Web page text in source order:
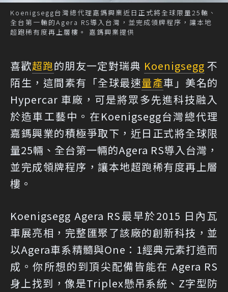
Koenigsegg台灣總代理嘉鎷興業近日正式將全球限量25輛、
全台第一輛的Agera RS導入台灣，並完成領牌程序，讓本地
超跑稀有度再上層樓。 嘉鎷興業提供
喜歡超跑的朋友一定對瑞典 Koenigsegg 不
陌生，這間素有「全球最速量產車」美名的
Hypercar 車廠，可是將眾多先進科技融入
於造車工藝中。在Koenigsegg台灣總代理
嘉鎷興業的積極爭取下，近日正式將全球限
量25輛、全台第一輛的Agera RS導入台灣，
並完成領牌程序，讓本地超跑稀有度再上層
樓。
Koenigsegg Agera RS最早於2015 日內瓦
車展亮相，完整匯聚了該廠的創新科技，並
以Agera車系精髓與One：1經典元素打造而
成。你所想的到頂尖配備皆能在 Agera RS
身上找到，像是Triplex懸吊系統、Z字型防